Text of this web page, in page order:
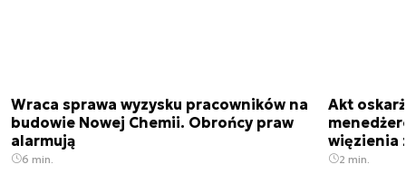
Wraca sprawa wyzysku pracowników na
budowie Nowej Chemii. Obrońcy praw
alarmują
6 min.
Akt
więzienia
2 min.